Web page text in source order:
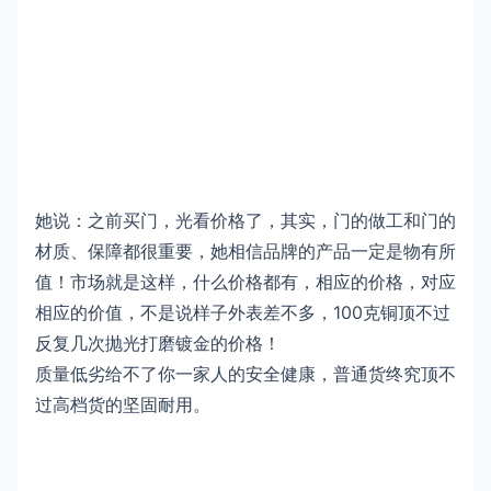
她说：之前买门，光看价格了，其实，门的做工和门的
材质、保障都很重要，她相信品牌的产品一定是物有所
值！市场就是这样，什么价格都有，相应的价格，对应
相应的价值，不是说样子外表差不多，100克铜顶不过
反复几次抛光打磨镀金的价格！
质量低劣给不了你一家人的安全健康，普通货终究顶不
过高档货的坚固耐用。